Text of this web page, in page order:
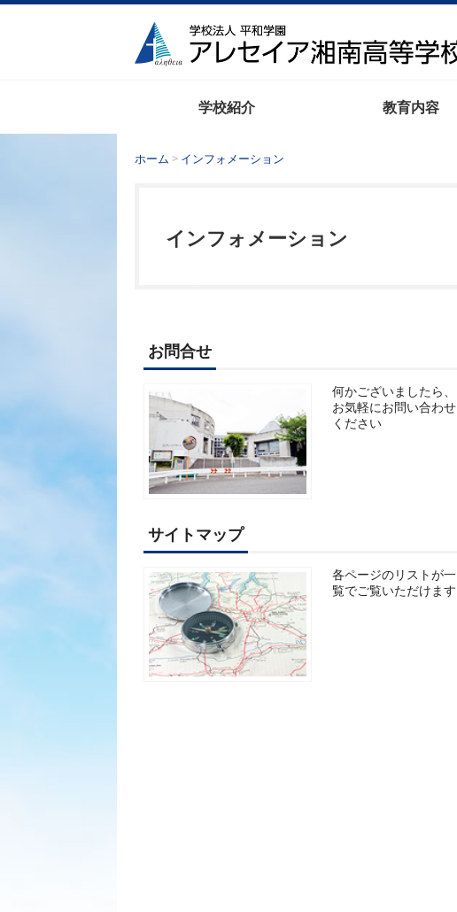
学校紹介 教育内容
ホーム > インフォメーション
インフォメーション
お問合せ
何かございましたら、
お気軽にお問い合わせ
ください
サイトマップ
各ページのリストが一
覧でご覧いただけます